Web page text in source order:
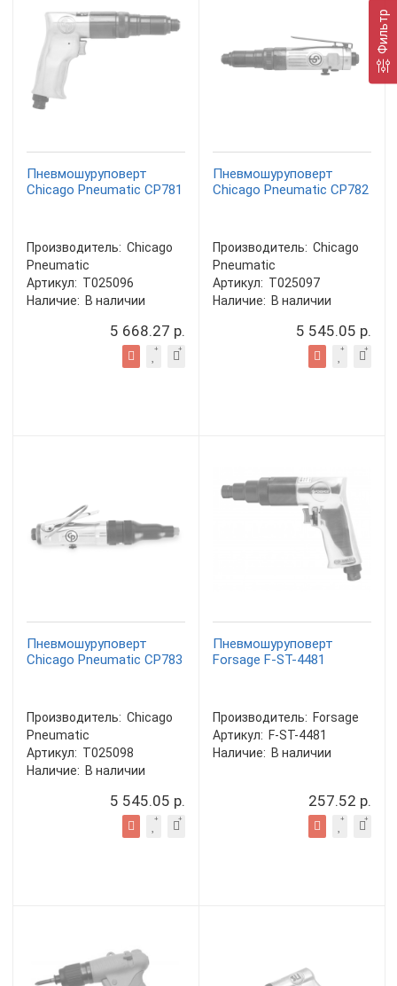
Фильтр
Пневмошуруповерт
Chicago Pneumatic CP781
Производитель: Chicago
Pneumatic
Артикул: T025096
Наличие: В наличии
5 668.27 р.
Пневмошуруповерт
Chicago Pneumatic CP782
Производитель: Chicago
Pneumatic
Артикул: T025097
Наличие: В наличии
5 545.05 р.
Пневмошуруповерт
Chicago Pneumatic CP783
Производитель: Chicago
Pneumatic
Артикул: T025098
Наличие: В наличии
5 545.05 р.
Пневмошуруповерт
Forsage F-ST-4481
Производитель: Forsage
Артикул: F-ST-4481
Наличие: В наличии
257.52 р.